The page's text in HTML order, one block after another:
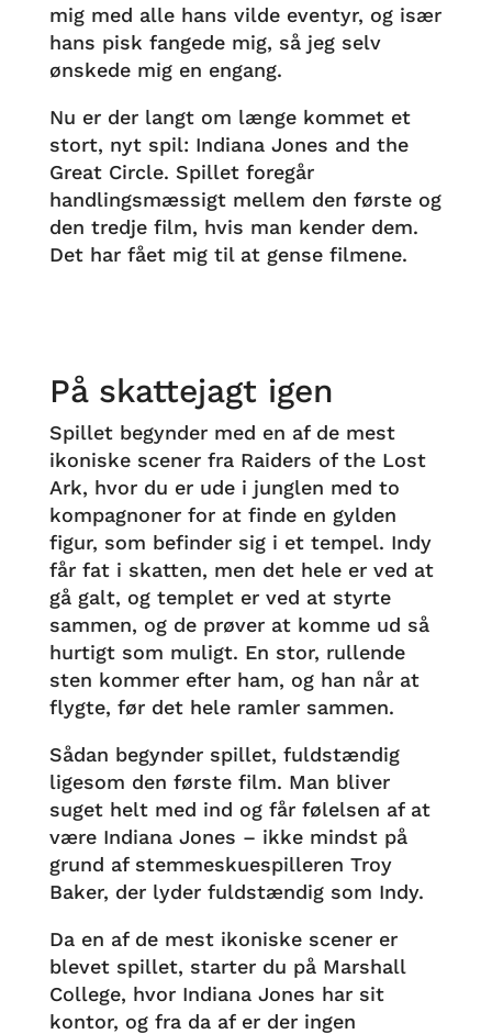
mig med alle hans vilde eventyr, og især
hans pisk fangede mig, så jeg selv
ønskede mig en engang.
Nu er der langt om længe kommet et
stort, nyt spil: Indiana Jones and the
Great Circle. Spillet foregår
handlingsmæssigt mellem den første og
den tredje film, hvis man kender dem.
Det har fået mig til at gense filmene.
På skattejagt igen
Spillet begynder med en af de mest
ikoniske scener fra Raiders of the Lost
Ark, hvor du er ude i junglen med to
kompagnoner for at finde en gylden
figur, som befinder sig i et tempel. Indy
får fat i skatten, men det hele er ved at
gå galt, og templet er ved at styrte
sammen, og de prøver at komme ud så
hurtigt som muligt. En stor, rullende
sten kommer efter ham, og han når at
flygte, før det hele ramler sammen.
Sådan begynder spillet, fuldstændig
ligesom den første film. Man bliver
suget helt med ind og får følelsen af at
være Indiana Jones – ikke mindst på
grund af stemmeskuespilleren Troy
Baker, der lyder fuldstændig som Indy.
Da en af de mest ikoniske scener er
blevet spillet, starter du på Marshall
College, hvor Indiana Jones har sit
kontor, og fra da af er der ingen